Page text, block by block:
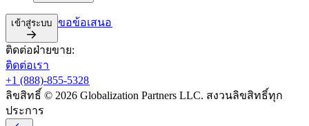
เข้าสู่ระบบ​​ ขอข้อเสนอ​​
ติดต่อฝ่ายขาย:​​
ติดต่อเรา​​
+1 (888)-855-5328​​
ลิขสิทธิ์ © 2026 Globalization Partners LLC. สงวนลิขสิทธิ์ทุก
ประการ​​